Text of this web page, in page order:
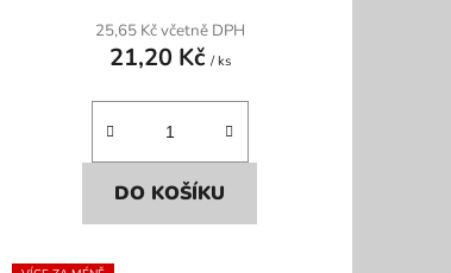
25,65 Kč včetně DPH
21,20 Kč / ks
DO KOŠÍKU